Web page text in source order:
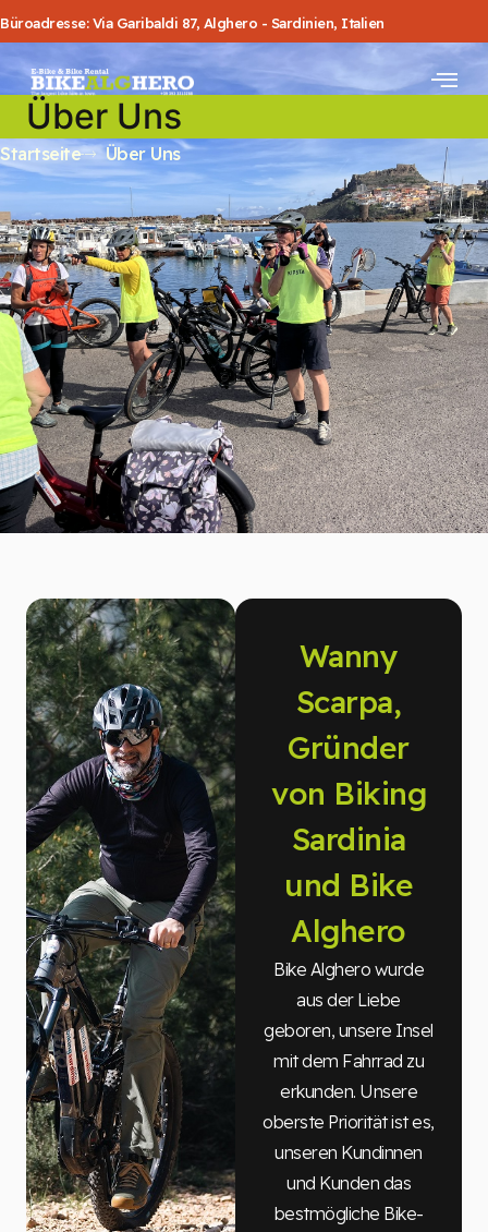
Büroadresse: Via Garibaldi 87, Alghero - Sardinien, Italien
Über Uns
Startseite Über Uns
Wanny
Scarpa,
Gründer
von Biking
Sardinia
und Bike
Alghero
Bike Alghero wurde
aus der Liebe
geboren, unsere Insel
mit dem Fahrrad zu
erkunden. Unsere
oberste Priorität ist es,
unseren Kundinnen
und Kunden das
bestmögliche Bike-